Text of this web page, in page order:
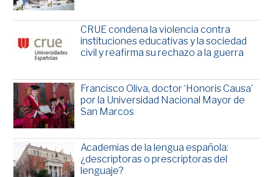
CRUE condena la violencia contra
instituciones educativas y la sociedad
civil y reafirma su rechazo a la guerra
Francisco Oliva, doctor ‘Honoris Causa’
por la Universidad Nacional Mayor de
San Marcos
Academias de la lengua española:
¿descriptoras o prescriptoras del
lenguaje?